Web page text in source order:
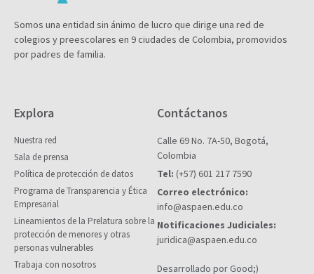
Somos una entidad sin ánimo de lucro que dirige una red de
colegios y preescolares en 9 ciudades de Colombia, promovidos
por padres de familia.
Explora
Nuestra red
Sala de prensa
Política de protección de datos
Programa de Transparencia y Ética
Empresarial
Lineamientos de la Prelatura sobre la
protección de menores y otras
personas vulnerables
Trabaja con nosotros
Contáctanos
Calle 69 No. 7A-50, Bogotá,
Colombia
Tel: (+57) 601 217 7590
Correo electrónico:
info@aspaen.edu.co
Notificaciones Judiciales:
juridica@aspaen.edu.co
Desarrollado por Good;)